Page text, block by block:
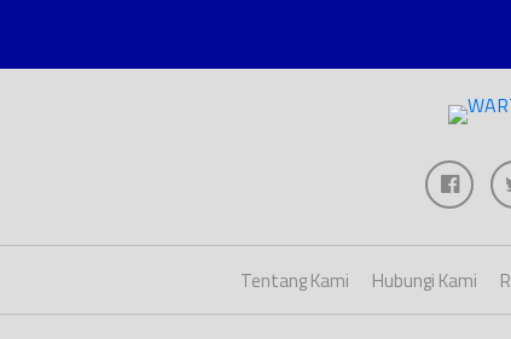
Tentang Kami Hubungi Kami